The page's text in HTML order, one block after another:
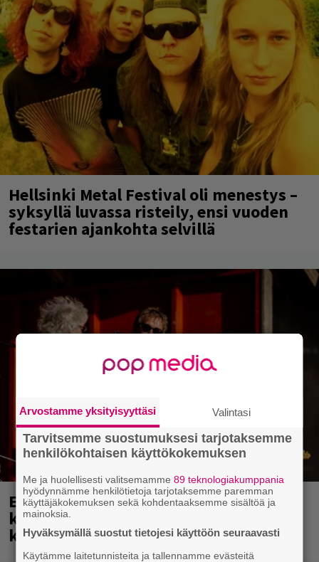
Hellsinki Metal Festival oli menestys –
syksyllä luvassa risteily, ensi vuoden
festarien ajankohta selvillä
Eppu Normaali soitti viimeisen
keikkansa – nämä kappaleet sillä
kuultiin
Arvostamme yksityisyyttäsi Valintasi
Tarvitsemme suostumuksesi tarjotaksemme
henkilökohtaisen käyttökokemuksen
Me ja huolellisesti valitsemamme89 teknologiakumppania
hyödynnämme henkilötietoja tarjotaksemme paremman
käyttäjäkokemuksen sekä kohdentaaksemme sisältöä ja
mainoksia.
Hyväksymällä suostut tietojesi käyttöön seuraavasti
Käytämme laitetunnisteita ja tallennamme evästeitä